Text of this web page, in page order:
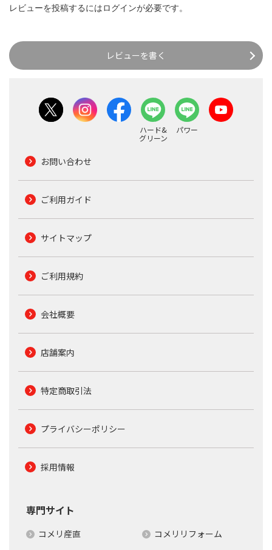
レビューを投稿するにはログインが必要です。
レビューを書く
ハード&
グリーン
パワー
お問い合わせ
ご利用ガイド
サイトマップ
ご利用規約
会社概要
店舗案内
特定商取引法
プライバシーポリシー
採用情報
専門サイト
コメリ産直 コメリリフォーム